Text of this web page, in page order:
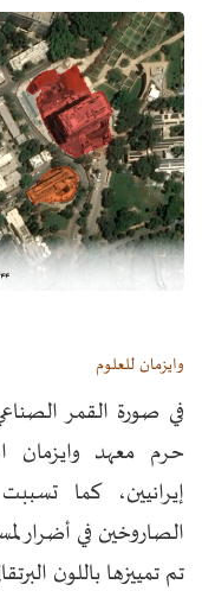
وايزمان للعلوم
في صورة القمر
حرم معهد وايزمان
إيرانيين، كما
الصاروخين في أضرار
تم تمييزها باللون